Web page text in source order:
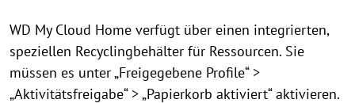
WD My Cloud Home verfügt über einen integrierten,
speziellen Recyclingbehälter für Ressourcen. Sie
müssen es unter „Freigegebene Profile“ >
„Aktivitätsfreigabe“ > „Papierkorb aktiviert“ aktivieren.